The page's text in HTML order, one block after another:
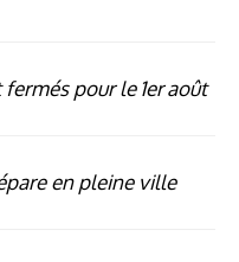
pour le 1er août
en pleine ville